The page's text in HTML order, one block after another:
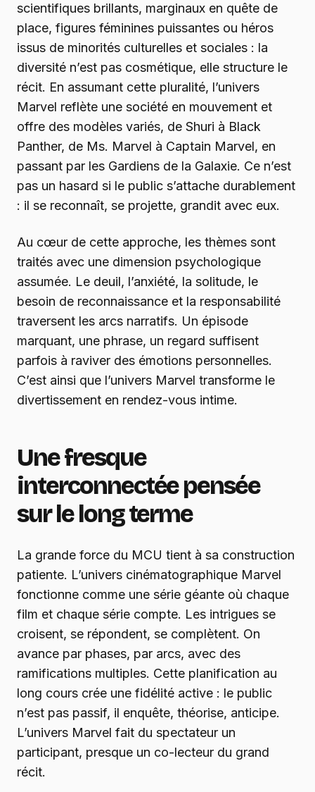
scientifiques brillants, marginaux en quête de
place, figures féminines puissantes ou héros
issus de minorités culturelles et sociales : la
diversité n’est pas cosmétique, elle structure le
récit. En assumant cette pluralité, l’univers
Marvel reflète une société en mouvement et
offre des modèles variés, de Shuri à Black
Panther, de Ms. Marvel à Captain Marvel, en
passant par les Gardiens de la Galaxie. Ce n’est
pas un hasard si le public s’attache durablement
: il se reconnaît, se projette, grandit avec eux.
Au cœur de cette approche, les thèmes sont
traités avec une dimension psychologique
assumée. Le deuil, l’anxiété, la solitude, le
besoin de reconnaissance et la responsabilité
traversent les arcs narratifs. Un épisode
marquant, une phrase, un regard suffisent
parfois à raviver des émotions personnelles.
C’est ainsi que l’univers Marvel transforme le
divertissement en rendez-vous intime.
Une fresque
interconnectée pensée
sur le long terme
La grande force du MCU tient à sa construction
patiente. L’univers cinématographique Marvel
fonctionne comme une série géante où chaque
film et chaque série compte. Les intrigues se
croisent, se répondent, se complètent. On
avance par phases, par arcs, avec des
ramifications multiples. Cette planification au
long cours crée une fidélité active : le public
n’est pas passif, il enquête, théorise, anticipe.
L’univers Marvel fait du spectateur un
participant, presque un co-lecteur du grand
récit.